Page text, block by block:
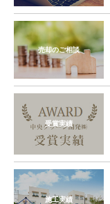
売却のご相談
受賞実績
施工実績